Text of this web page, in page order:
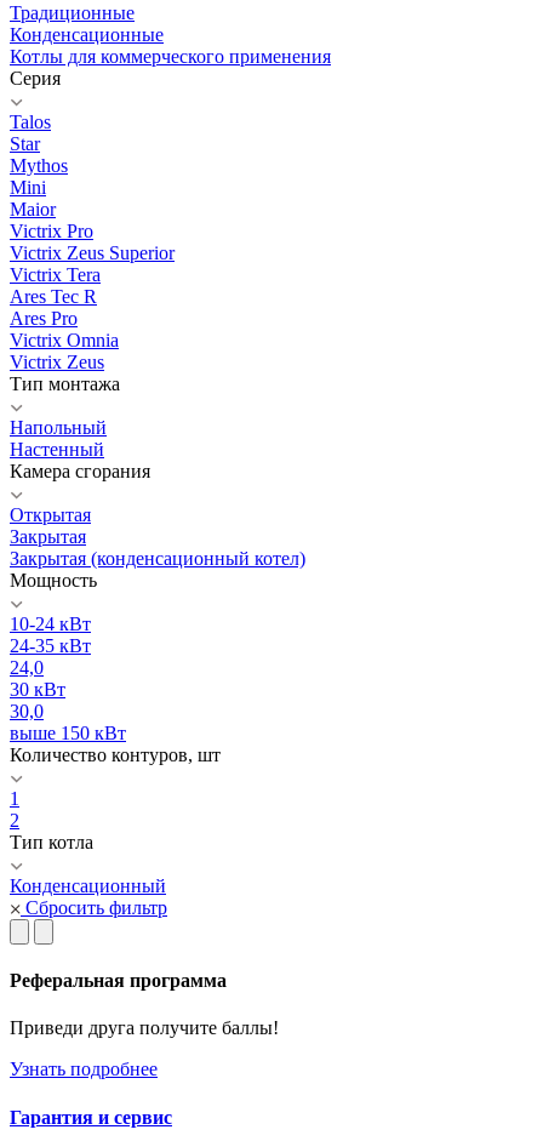
Традиционные
Конденсационные
Котлы для коммерческого применения
Серия
Talos
Star
Mythos
Mini
Maior
Victrix Pro
Victrix Zeus Superior
Victrix Tera
Ares Tec R
Ares Pro
Victrix Omnia
Victrix Zeus
Тип монтажа
Напольный
Настенный
Камера сгорания
Открытая
Закрытая
Закрытая (конденсационный котел)
Мощность
10-24 кВт
24-35 кВт
24,0
30 кВт
30,0
выше 150 кВт
Количество контуров, шт
1
2
Тип котла
Конденсационный
Сбросить фильтр
Реферальная программа
Приведи друга получите баллы!
Узнать подробнее
Гарантия и сервис